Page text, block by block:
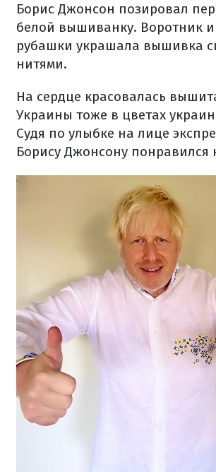
Борис Джонсон позировал
белой вышиванку. Воротник
рубашки украшала вышивка
нитями.
На сердце красовалась
Украины тоже в цветах
Судя по улыбке на лице
Борису Джонсону понравился